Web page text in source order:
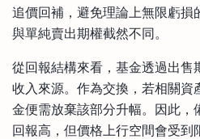
追價回補，避免理論上無限虧損
與單純賣出期權截然不同。
從回報結構來看，基金透過出售
收入來源。作為交換，若相關資
金便需放棄該部分升幅。因此，
回報高，但價格上行空間會受到